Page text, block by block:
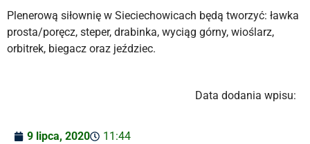
Plenerową siłownię w Sieciechowicach będą tworzyć: ławka
prosta/poręcz, steper, drabinka, wyciąg górny, wioślarz,
orbitrek, biegacz oraz jeździec.
Data dodania wpisu:
9 lipca, 2020 11:44